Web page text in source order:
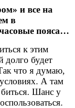
и все на
в
пояса…
к этим
долго будет
что я думаю,
А там
Шанс у